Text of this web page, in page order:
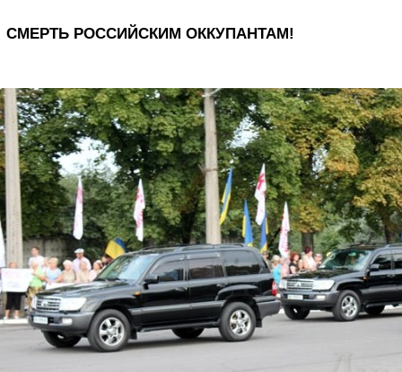
СМЕРТЬ РОССИЙСКИМ ОККУПАНТАМ!